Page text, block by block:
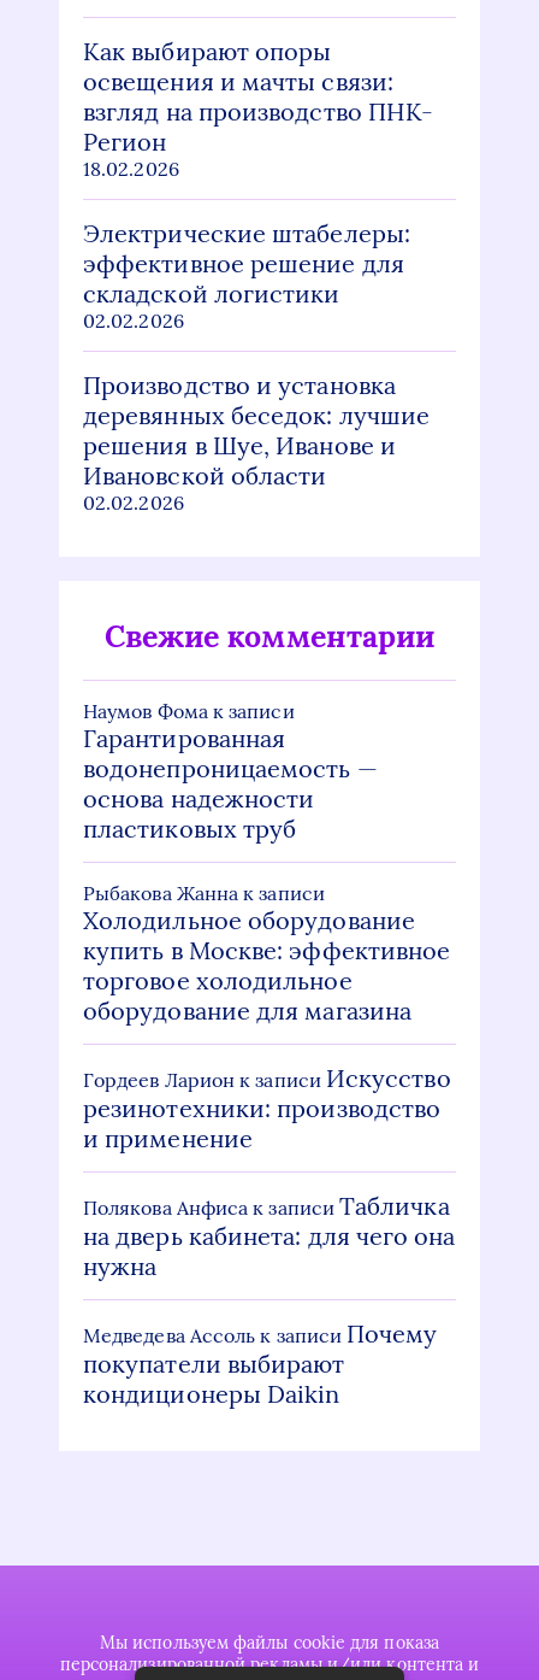
Как выбирают опоры
освещения и мачты связи:
взгляд на производство ПНК-
Регион
18.02.2026
Электрические штабелеры:
эффективное решение для
складской логистики
02.02.2026
Производство и установка
деревянных беседок: лучшие
решения в Шуе, Иванове и
Ивановской области
02.02.2026
Свежие комментарии
Наумов Фома к записи
Гарантированная
водонепроницаемость —
основа надежности
пластиковых труб
Рыбакова Жанна к записи
Холодильное оборудование
купить в Москве: эффективное
торговое холодильное
оборудование для магазина
Гордеев Ларион к записи Искусство
резинотехники: производство
и применение
Полякова Анфиса к записиТабличка
на дверь кабинета: для чего она
нужна
Медведева Ассоль к записи Почему
покупатели выбирают
кондиционеры Daikin
Мы используем файлы cookie для показа
персонализированной рекламы и/или контента и